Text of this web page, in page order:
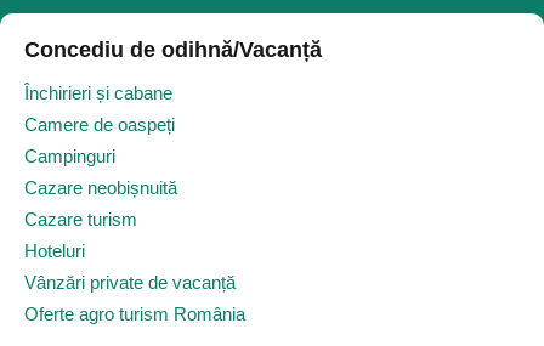
Concediu de odihnă/Vacanță
Închirieri și cabane
Camere de oaspeți
Campinguri
Cazare neobișnuită
Cazare turism
Hoteluri
Vânzări private de vacanță
Oferte agro turism România